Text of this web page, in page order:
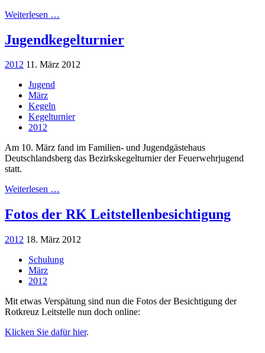
Weiterlesen …
Jugendkegelturnier
2012 11. März 2012
Jugend
März
Kegeln
Kegelturnier
2012
Am 10. März fand im Familien- und Jugendgästehaus
Deutschlandsberg das Bezirkskegelturnier der Feuerwehrjugend
statt.
Weiterlesen …
Fotos der RK Leitstellenbesichtigung
2012 18. März 2012
Schulung
März
2012
Mit etwas Verspätung sind nun die Fotos der Besichtigung der
Rotkreuz Leitstelle nun doch online:
Klicken Sie dafür hier.